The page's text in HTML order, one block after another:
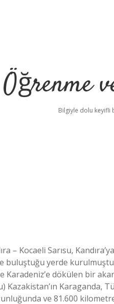
Öğrenme
Bilgiyle dolu keyifli
– Kocaeli Sarısu,
buluştuğu yerde
Karadeniz’e dökülen bir
Kazakistan’ın Karaganda,
ve 81.600